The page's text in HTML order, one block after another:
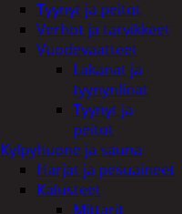
Tyynyt ja peitot
Verhot ja tarvikkeet
Vuodevaatteet
Lakanat ja
tyynynlinat
Tyynyt ja
peitot
Kylpyhuone ja sauna
Harjat ja pesuaineet
Kalusteet
Mittarit